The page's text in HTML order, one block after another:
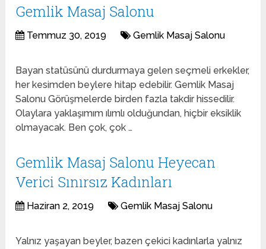
Gemlik Masaj Salonu
Temmuz 30, 2019 Gemlik Masaj Salonu
Bayan statüsünü durdurmaya gelen seçmeli erkekler,
her kesimden beylere hitap edebilir. Gemlik Masaj
Salonu Görüşmelerde birden fazla takdir hissedilir.
Olaylara yaklaşımım ılımlı olduğundan, hiçbir eksiklik
olmayacak. Ben çok, çok …
Gemlik Masaj Salonu Heyecan
Verici Sınırsız Kadınları
Haziran 2, 2019 Gemlik Masaj Salonu
Yalnız yaşayan beyler, bazen çekici kadınlarla yalnız